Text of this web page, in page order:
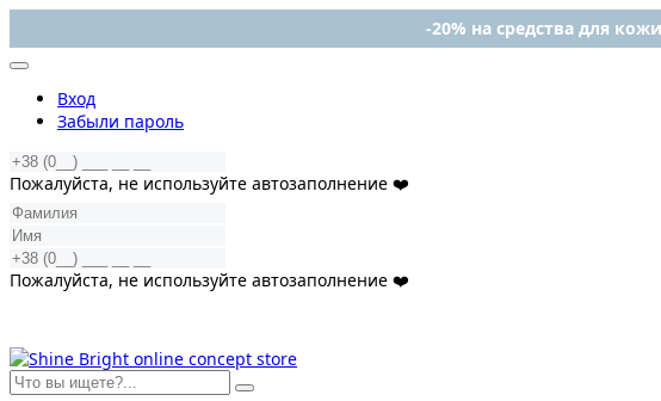
-20% на средства для
Вход
Забыли пароль
Пожалуйста, не используйте автозаполнение ❤️
Пожалуйста, не используйте автозаполнение ❤️